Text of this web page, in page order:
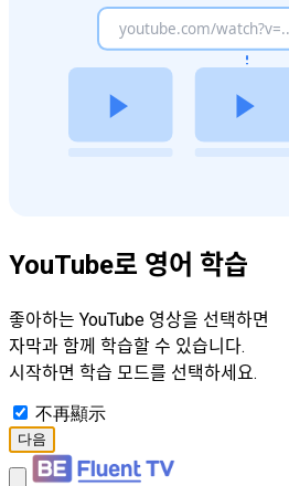
YouTube로 영어 학습
좋아하는 YouTube 영상을 선택하면
자막과 함께 학습할 수 있습니다.
시작하면 학습 모드를 선택하세요.
不再顯示
다음